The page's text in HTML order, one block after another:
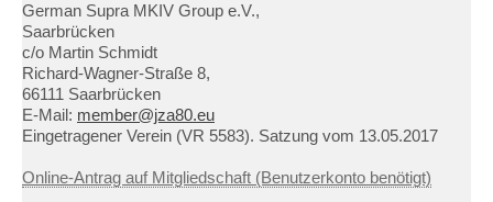
German Supra MKIV Group e.V.,
Saarbrücken
c/o Martin Schmidt
Richard-Wagner-Straße 8,
66111 Saarbrücken
E-Mail: member@jza80.eu
Eingetragener Verein (VR 5583). Satzung vom 13.05.2017
Online-Antrag auf Mitgliedschaft (Benutzerkonto benötigt)